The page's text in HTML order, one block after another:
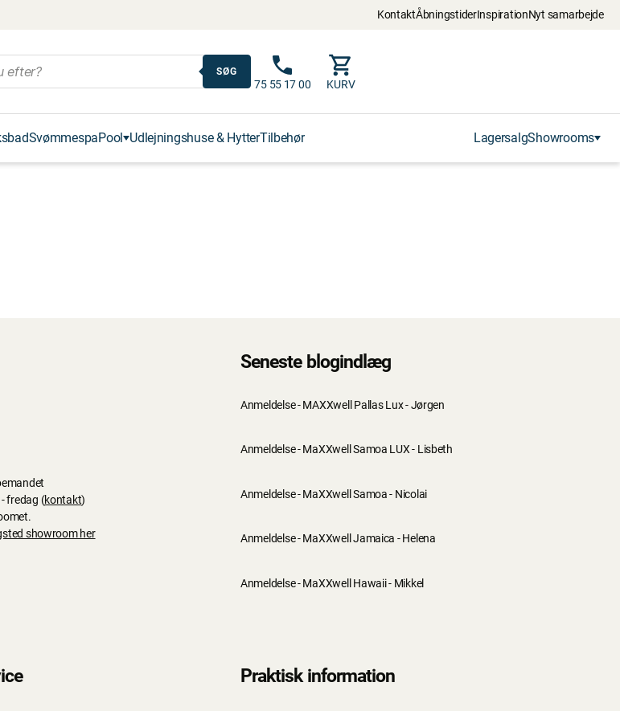
KontaktÅbningstiderInspirationNyt samarbejde
SØG
75 55 17 00 KURV
SvømmespaPool Udlejningshuse & HytterTilbehør LagersalgShowrooms
fredag (kontakt)
showroom her
Seneste blogindlæg
Anmeldelse - MAXXwell Pallas Lux - Jørgen
Anmeldelse - MaXXwell Samoa LUX - Lisbeth
Anmeldelse - MaXXwell Samoa - Nicolai
Anmeldelse - MaXXwell Jamaica - Helena
Anmeldelse - MaXXwell Hawaii - Mikkel
Praktisk information